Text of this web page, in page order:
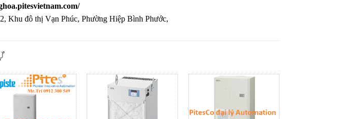
Khu đô thị Vạn Phúc, Phường Hiệp Bình Phước,